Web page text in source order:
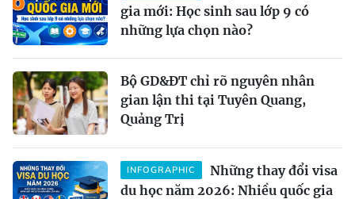
gia mới: Học sinh sau lớp 9 có
những lựa chọn nào?
Bộ GD&ĐT chỉ rõ nguyên nhân
gian lận thi tại Tuyên Quang,
Quảng Trị
INFOGRAPHIC
Những thay đổi visa
du học năm 2026: Nhiều quốc gia